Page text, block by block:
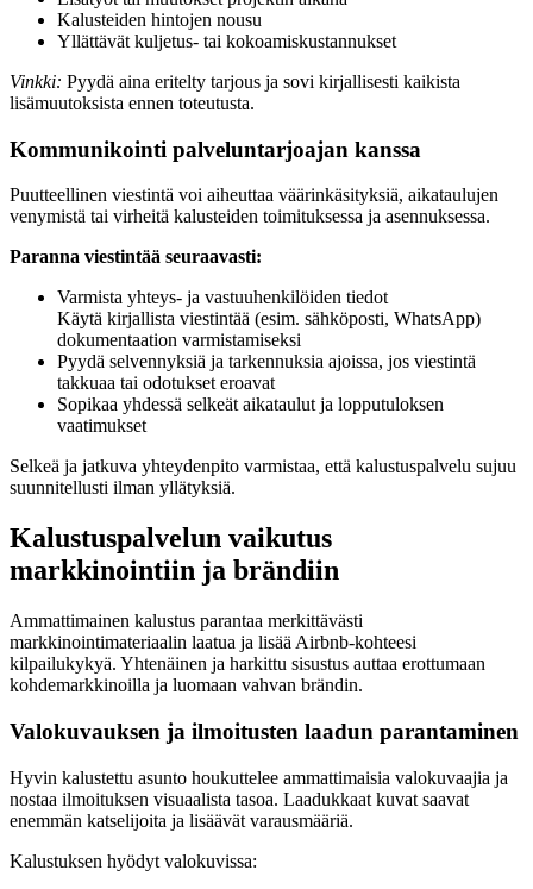
Kalusteiden hintojen nousu
Yllättävät kuljetus- tai kokoamiskustannukset
Vinkki: Pyydä aina eritelty tarjous ja sovi kirjallisesti kaikista
lisämuutoksista ennen toteutusta.
Kommunikointi palveluntarjoajan kanssa
Puutteellinen viestintä voi aiheuttaa väärinkäsityksiä, aikataulujen
venymistä tai virheitä kalusteiden toimituksessa ja asennuksessa.
Paranna viestintää seuraavasti:
Varmista yhteys- ja vastuuhenkilöiden tiedot
Käytä kirjallista viestintää (esim. sähköposti, WhatsApp)
dokumentaation varmistamiseksi
Pyydä selvennyksiä ja tarkennuksia ajoissa, jos viestintä
takkuaa tai odotukset eroavat
Sopikaa yhdessä selkeät aikataulut ja lopputuloksen
vaatimukset
Selkeä ja jatkuva yhteydenpito varmistaa, että kalustuspalvelu sujuu
suunnitellusti ilman yllätyksiä.
Kalustuspalvelun vaikutus
markkinointiin ja brändiin
Ammattimainen kalustus parantaa merkittävästi
markkinointimateriaalin laatua ja lisää Airbnb-kohteesi
kilpailukykyä. Yhtenäinen ja harkittu sisustus auttaa erottumaan
kohdemarkkinoilla ja luomaan vahvan brändin.
Valokuvauksen ja ilmoitusten laadun parantaminen
Hyvin kalustettu asunto houkuttelee ammattimaisia valokuvaajia ja
nostaa ilmoituksen visuaalista tasoa. Laadukkaat kuvat saavat
enemmän katselijoita ja lisäävät varausmääriä.
Kalustuksen hyödyt valokuvissa: